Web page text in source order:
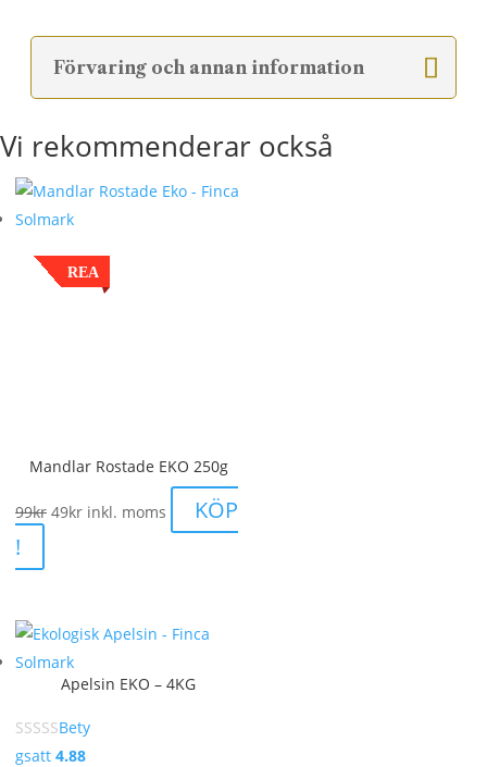
Förvaring och annan information
Vi rekommenderar också
REA
Mandlar Rostade EKO 250g
99kr Det
49krDet
inkl. moms
KÖP
!
Apelsin EKO – 4KG
Bety
gsatt 4.88